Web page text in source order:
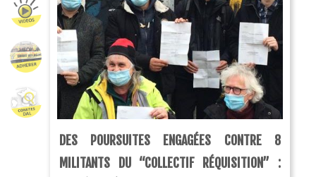
DES POURSUITES ENGAGÉES CONTRE 8
MILITANTS DU “COLLECTIF RÉQUISITION” :